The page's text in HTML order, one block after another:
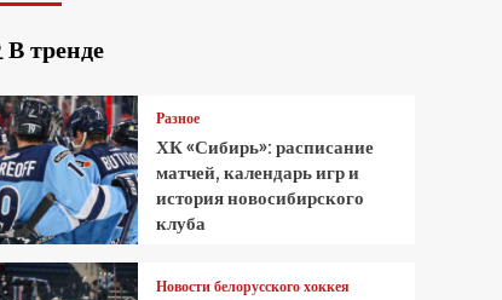
В тренде
Разное
ХК «Сибирь»: расписание
матчей, календарь игр и
история новосибирского
клуба
Новости белорусского хоккея